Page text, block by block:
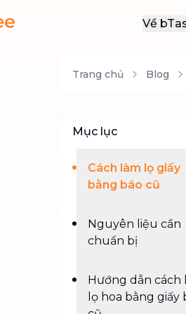
Về
Trang chủ Blog
Mục lục
Cách làm lọ giấy
bằng báo cũ
Nguyên liệu cần
chuẩn bị
Hướng dẫn cách
lọ hoa bằng giấy